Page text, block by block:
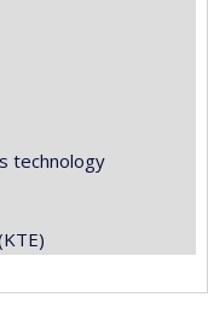
technology